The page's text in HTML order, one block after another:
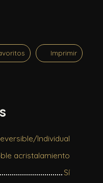
Imprimir
Individual
acristalamiento
Sí